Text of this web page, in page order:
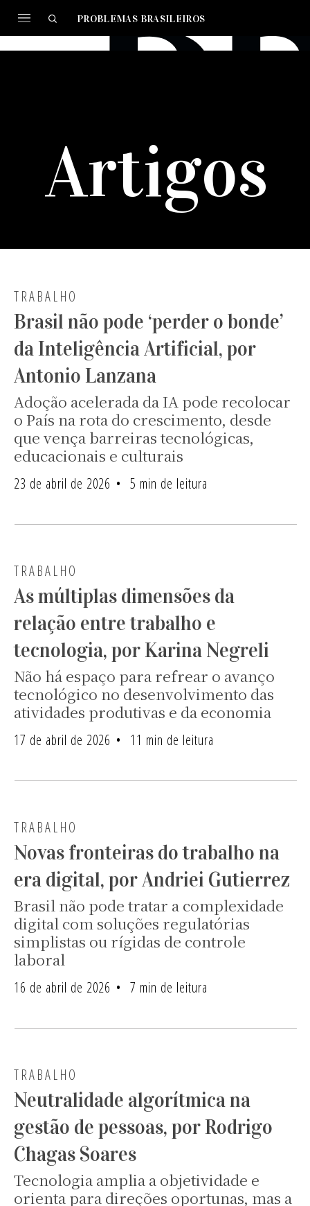
PROBLEMAS BRASILEIROS
Artigos
TRABALHO
Brasil não pode ‘perder o bonde’
da Inteligência Artificial, por
Antonio Lanzana
Adoção acelerada da IA pode recolocar
o País na rota do crescimento, desde
que vença barreiras tecnológicas,
educacionais e culturais
23 de abril de 2026 5 min de leitura
TRABALHO
As múltiplas dimensões da
relação entre trabalho e
tecnologia, por Karina Negreli
Não há espaço para refrear o avanço
tecnológico no desenvolvimento das
atividades produtivas e da economia
17 de abril de 2026 11 min de leitura
TRABALHO
Novas fronteiras do trabalho na
era digital, por Andriei Gutierrez
Brasil não pode tratar a complexidade
digital com soluções regulatórias
simplistas ou rígidas de controle
laboral
16 de abril de 2026 7 min de leitura
TRABALHO
Neutralidade algorítmica na
gestão de pessoas, por Rodrigo
Chagas Soares
Tecnologia amplia a objetividade e
orienta para direções oportunas, mas a